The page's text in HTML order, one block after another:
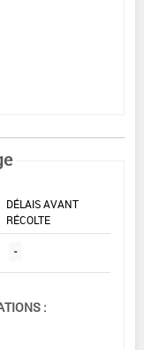
DÉLAIS AVANT
RÉCOLTE
-
: